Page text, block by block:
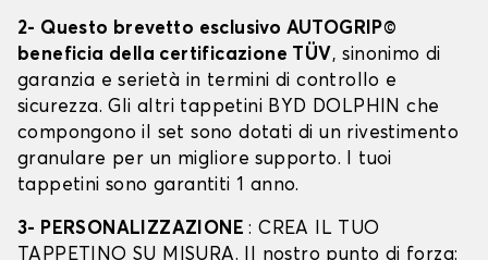
2- Questo brevetto esclusivo AUTOGRIP©
beneficia della certificazione TÜV, sinonimo di
garanzia e serietà in termini di controllo e
sicurezza. Gli altri tappetini BYD DOLPHIN che
compongono il set sono dotati di un rivestimento
granulare per un migliore supporto. I tuoi
tappetini sono garantiti 1 anno.
3- PERSONALIZZAZIONE: CREA IL TUO
TAPPETINO SU MISURA. Il nostro punto di forza: